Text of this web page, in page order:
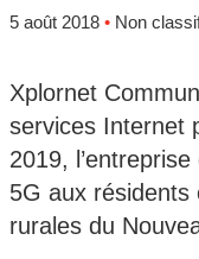
5 août 2018 • Non
Xplornet
services Internet
2019,
5G aux résidents
rurales du